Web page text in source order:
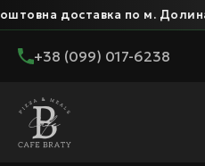
доставка по м. Долина
+38 (099) 017-6238
Головна / Авторська колба